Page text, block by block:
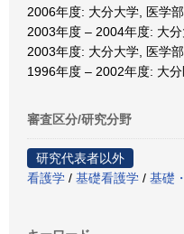
2006年度: 大分大学, 医学
2003年度 – 2004年度: 大
2003年度: 大分大学, 医学
1996年度 – 2002年度: 大
審査区分/研究分野
研究代表者以外
看護学 / 基礎看護学 / 基礎